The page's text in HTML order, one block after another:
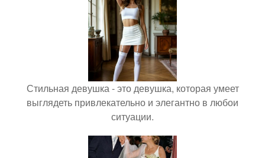
Стильная девушка - это девушка, которая умеет
выглядеть привлекательно и элегантно в любои
ситуации.